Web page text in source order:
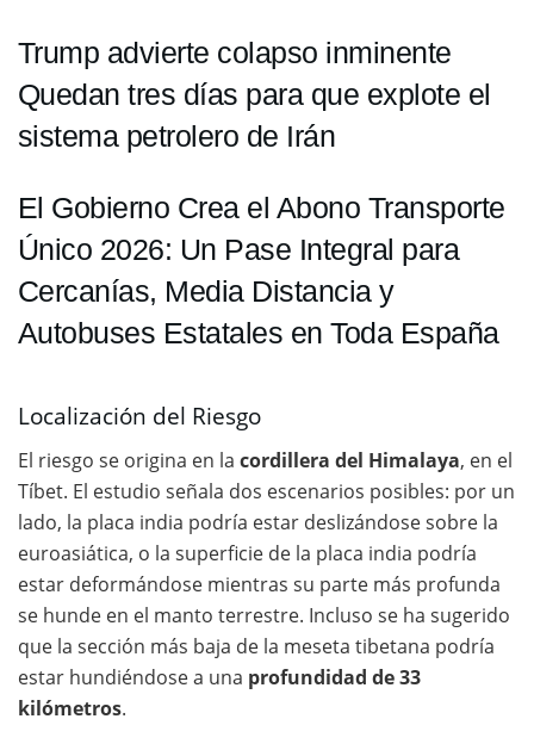
Trump advierte colapso inminente
Quedan tres días para que explote el
sistema petrolero de Irán
El Gobierno Crea el Abono Transporte
Único 2026: Un Pase Integral para
Cercanías, Media Distancia y
Autobuses Estatales en Toda España
Localización del Riesgo
El riesgo se origina en la cordillera del Himalaya, en el
Tíbet. El estudio señala dos escenarios posibles: por un
lado, la placa india podría estar deslizándose sobre la
euroasiática, o la superficie de la placa india podría
estar deformándose mientras su parte más profunda
se hunde en el manto terrestre. Incluso se ha sugerido
que la sección más baja de la meseta tibetana podría
estar hundiéndose a una profundidad de 33
kilómetros.